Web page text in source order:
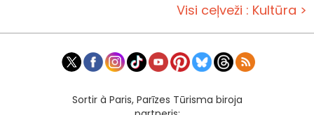
Visi ceļveži : Kultūra >
Sortir à Paris, Parīzes Tūrisma biroja